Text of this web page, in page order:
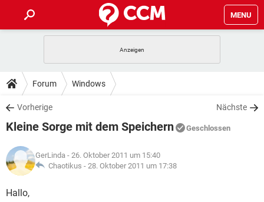
MENU
ANDROID
WINDOWS 10
WHATSAPP TIKTOK
FACEBOOK
TIPPS & TRICKS
SPIELE
WHATSAPP TIKTOK
FACEBOOK
DOWNLOADS
SPIELE STREAMING
ANDROID
WINDOWS 10 INSTAGRAM
WHATSAPP
SPIELE STREAMING
ANDROID
WINDOWS 10
LEXIKON
SPIELE
Forum Windows
Vorherige Nächste
Kleine Sorge mit dem Speichern Geschlossen
GerLinda - 26. Oktober 2011 um 15:40
Chaotikus - 28. Oktober 2011 um 17:38
Hallo,